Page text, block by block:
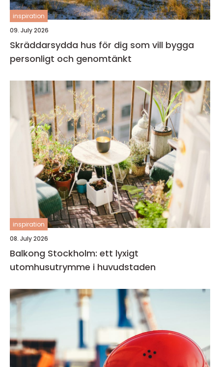
inspiration
09. July 2026
Skräddarsydda hus för dig som vill bygga
personligt och genomtänkt
inspiration
08. July 2026
Balkong Stockholm: ett lyxigt
utomhusutrymme i huvudstaden